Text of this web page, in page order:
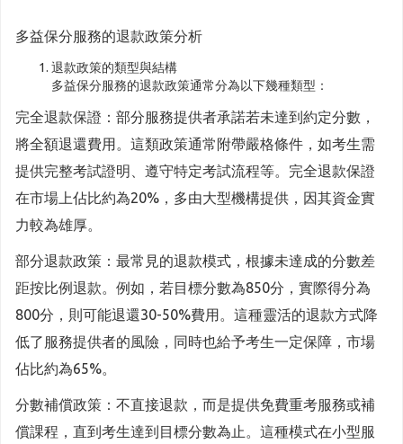
多益保分服務的退款政策分析
退款政策的類型與結構
多益保分服務的退款政策通常分為以下幾種類型：
完全退款保證：部分服務提供者承諾若未達到約定分數，
將全額退還費用。這類政策通常附帶嚴格條件，如考生需
提供完整考試證明、遵守特定考試流程等。完全退款保證
在市場上佔比約為20%，多由大型機構提供，因其資金實
力較為雄厚。
部分退款政策：最常見的退款模式，根據未達成的分數差
距按比例退款。例如，若目標分數為850分，實際得分為
800分，則可能退還30-50%費用。這種靈活的退款方式降
低了服務提供者的風險，同時也給予考生一定保障，市場
佔比約為65%。
分數補償政策：不直接退款，而是提供免費重考服務或補
償課程，直到考生達到目標分數為止。這種模式在小型服